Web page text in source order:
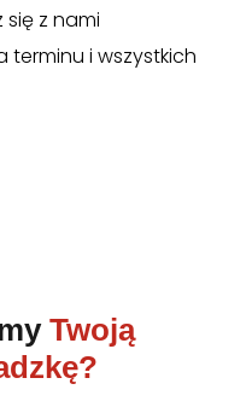
z nami
i wszystkich
Twoją